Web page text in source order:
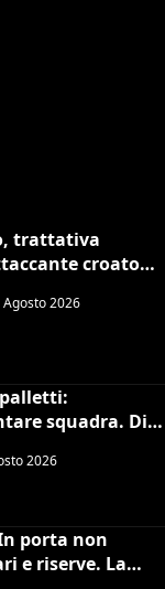
trattativa
croato
Agosto 2026
squadra. Di
possono
2026
porta non
e riserve. La